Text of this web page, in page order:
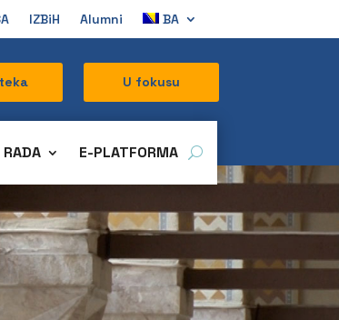
IZBiH Alumni BA
U fokusu
E-PLATFORMA